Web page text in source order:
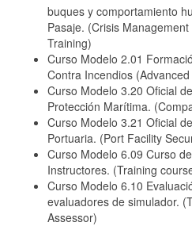
buques y comportamiento
Pasaje. (Crisis
Training)
Curso Modelo 2.01
Contra Incendios
Curso Modelo 3.20 Oficial
Protección Marítima.
Curso Modelo 3.21 Oficial
Portuaria. (Port Facility
Curso Modelo 6.09 Curso
Instructores. (Training
Curso Modelo 6.10
evaluadores de simulador.
Assessor)